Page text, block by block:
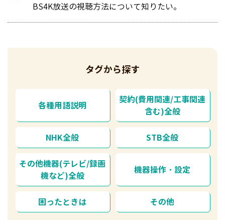
BS4K放送の視聴方法について知りたい。
タグから探す
各種用語説明
契約(費用関連/工事関連
含む)全般
NHK全般 STB全般
その他機器(テレビ/録画
機など)全般
機器操作・設定
困ったときは その他